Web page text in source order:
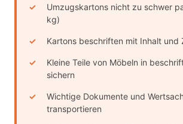
Umzugskartons nicht zu schwer
kg)
Kartons beschriften mit Inhalt und
Kleine Teile von Möbeln in
sichern
Wichtige Dokumente und
transportieren